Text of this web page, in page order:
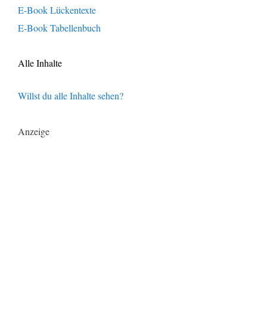
E-Book Lückentexte
E-Book Tabellenbuch
Alle Inhalte
Willst du alle Inhalte sehen?
Anzeige